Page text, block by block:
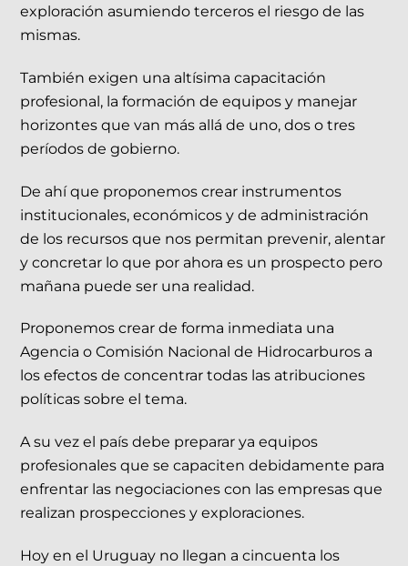
exploración asumiendo terceros el riesgo de las
mismas.
También exigen una altísima capacitación
profesional, la formación de equipos y manejar
horizontes que van más allá de uno, dos o tres
períodos de gobierno.
De ahí que proponemos crear instrumentos
institucionales, económicos y de administración
de los recursos que nos permitan prevenir, alentar
y concretar lo que por ahora es un prospecto pero
mañana puede ser una realidad.
Proponemos crear de forma inmediata una
Agencia o Comisión Nacional de Hidrocarburos a
los efectos de concentrar todas las atribuciones
políticas sobre el tema.
A su vez el país debe preparar ya equipos
profesionales que se capaciten debidamente para
enfrentar las negociaciones con las empresas que
realizan prospecciones y exploraciones.
Hoy en el Uruguay no llegan a cincuenta los